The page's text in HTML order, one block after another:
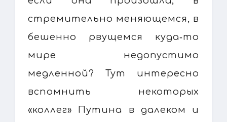
стремительно меняющемся, в
бешенно рвущемся куда‑то
мире недопустимо
медленной? Тут интересно
вспомнить некоторых
«коллег» Путина в далеком и